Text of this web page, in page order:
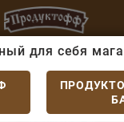
дрожжи
для плова
для себя